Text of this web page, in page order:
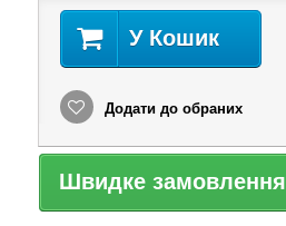
У Кошик
Додати до обраних
Швидке замовлення